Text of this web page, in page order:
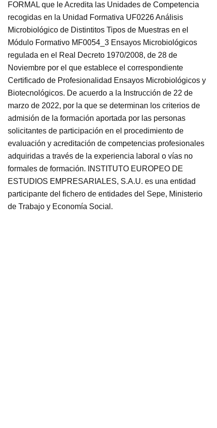
FORMAL que le Acredita las Unidades de Competencia
recogidas en la Unidad Formativa UF0226 Análisis
Microbiológico de Distintitos Tipos de Muestras en el
Módulo Formativo MF0054_3 Ensayos Microbiológicos
regulada en el Real Decreto 1970/2008, de 28 de
Noviembre por el que establece el correspondiente
Certificado de Profesionalidad Ensayos Microbiológicos y
Biotecnológicos. De acuerdo a la Instrucción de 22 de
marzo de 2022, por la que se determinan los criterios de
admisión de la formación aportada por las personas
solicitantes de participación en el procedimiento de
evaluación y acreditación de competencias profesionales
adquiridas a través de la experiencia laboral o vías no
formales de formación. INSTITUTO EUROPEO DE
ESTUDIOS EMPRESARIALES, S.A.U. es una entidad
participante del fichero de entidades del Sepe, Ministerio
de Trabajo y Economía Social.